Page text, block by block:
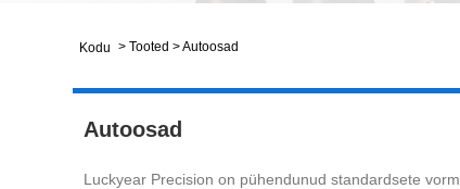
Kodu > Tooted >Autoosad
Autoosad
Luckyear Precision on pühendunud standardsete